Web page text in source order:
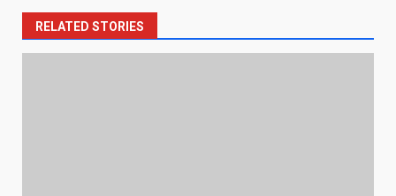
RELATED STORIES